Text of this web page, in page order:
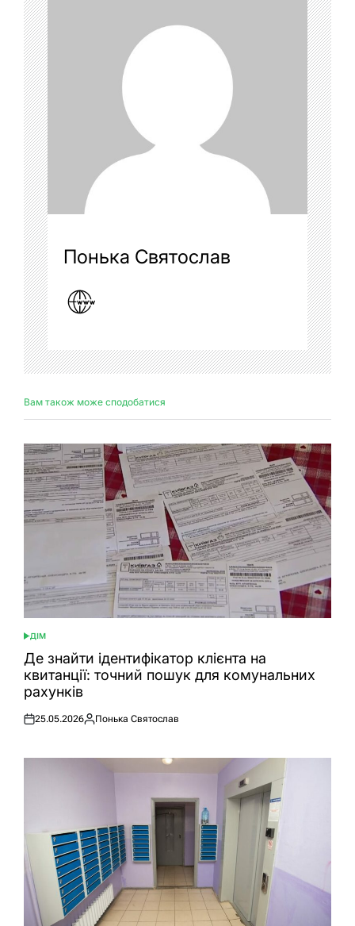
Понька Святослав
Вам також може сподобатися
ОПУБЛІКУВАТИ
У
ДІМ
Де знайти ідентифікатор клієнта на
квитанції: точний пошук для комунальних
рахунків
Оприлюднено
25.05.2026
Опубліковано
Понька Святослав